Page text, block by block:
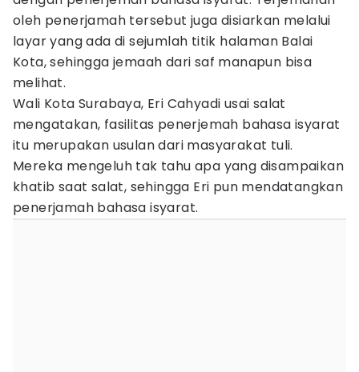
oleh penerjamah tersebut juga disiarkan melalui
layar yang ada di sejumlah titik halaman Balai
Kota, sehingga jemaah dari saf manapun bisa
melihat.
Wali Kota Surabaya, Eri Cahyadi usai salat
mengatakan, fasilitas penerjemah bahasa isyarat
itu merupakan usulan dari masyarakat tuli.
Mereka mengeluh tak tahu apa yang disampaikan
khatib saat salat, sehingga Eri pun mendatangkan
penerjamah bahasa isyarat.